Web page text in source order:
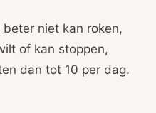
niet kan roken,
of kan stoppen,
dan tot 10 per dag.